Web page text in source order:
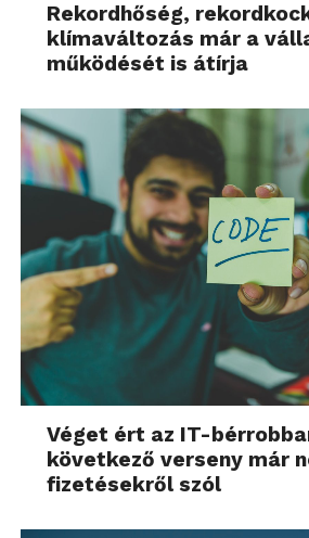
Rekordhőség,
klímaváltozás már a
működését is átírja
Véget ért az IT-
következő verseny már
fizetésekről szól